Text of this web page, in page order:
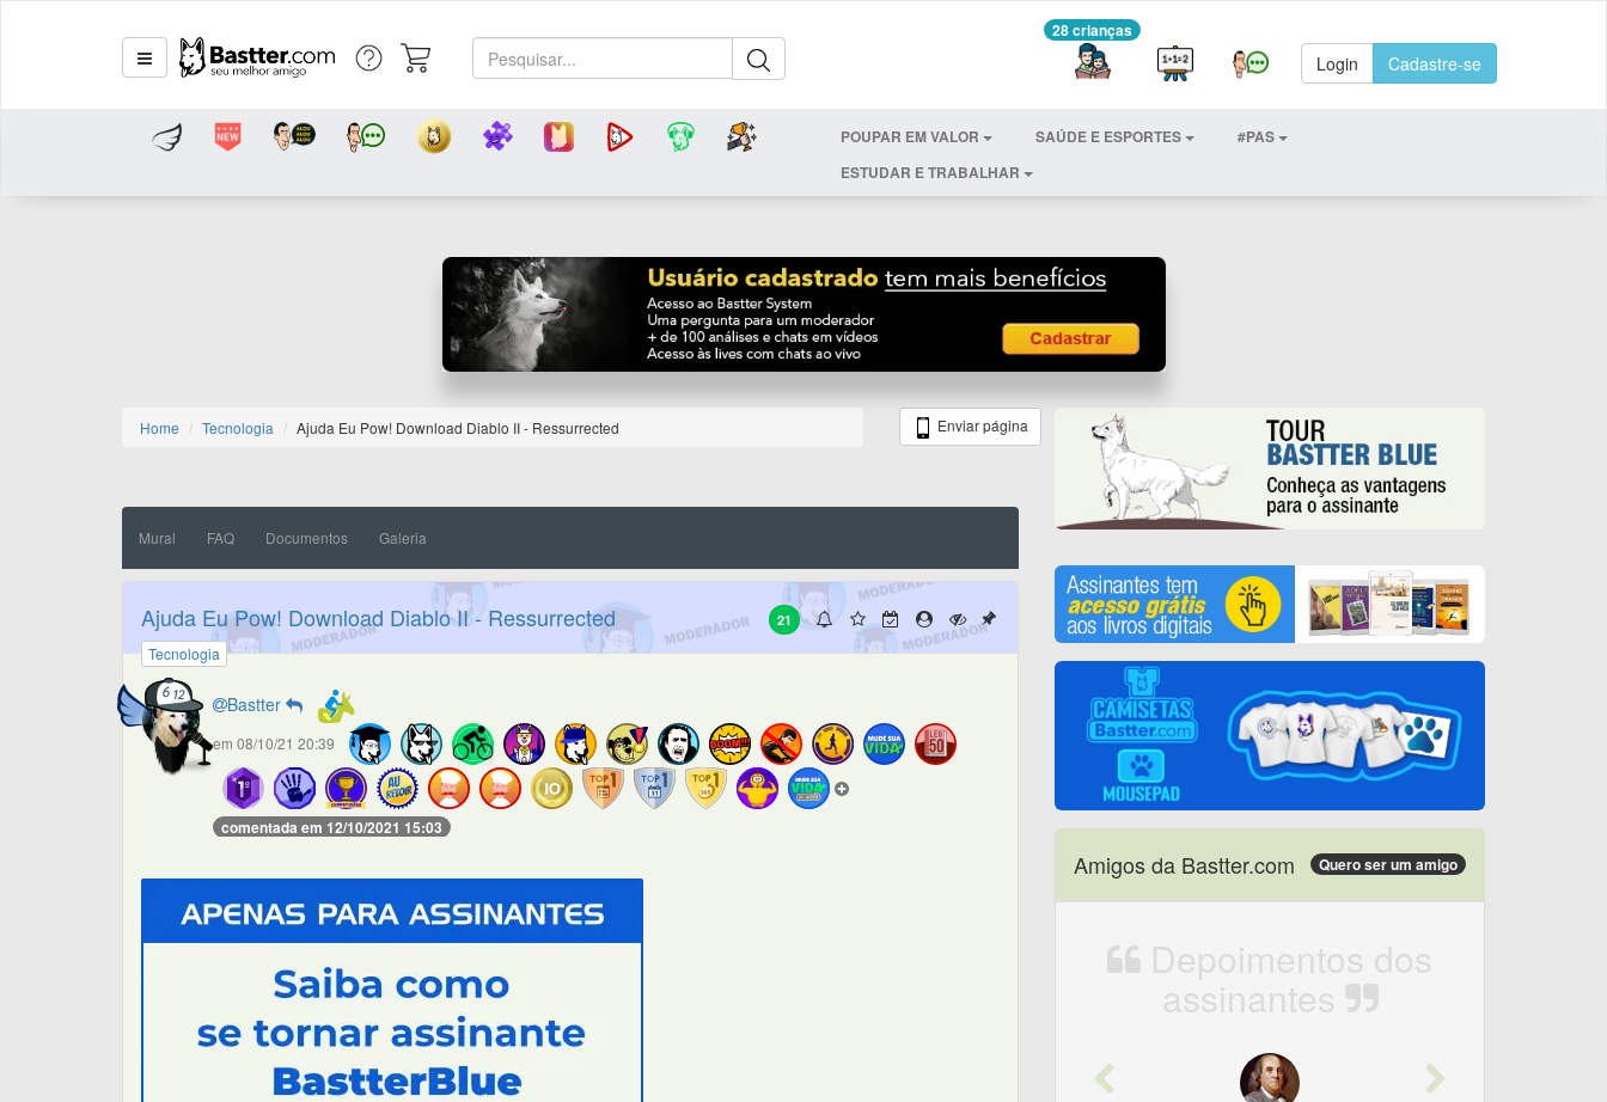
28 crianças
Login Cadastre-se
POUPAR EM VALOR SAÚDE E ESPORTES
#PAS
ESTUDAR E TRABALHAR
Home Tecnologia Ajuda Eu Pow! Download Diablo II - Ressurrected Enviar página
Mural FAQ Documentos Galeria
21
Ajuda Eu Pow! Download Diablo II - Ressurrected
Tecnologia
Bastter
em 08/10/21 20:39
comentada em 12/10/2021 15:03
Amigos da Bastter.com Quero ser um amigo
Depoimentos dos
assinantes
Previous